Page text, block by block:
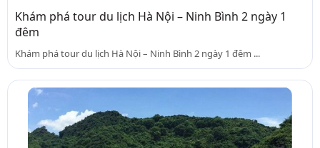
Khám phá tour du lịch Hà Nội – Ninh Bình 2 ngày 1
đêm
Khám phá tour du lịch Hà Nội – Ninh Bình 2 ngày 1 đêm ...